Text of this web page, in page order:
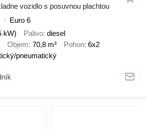
vozidlo s posuvnou plachtou
Euro 6
kW) Palivo diesel
Objem 70,8 m³ Pohon 6x2
pneumatický